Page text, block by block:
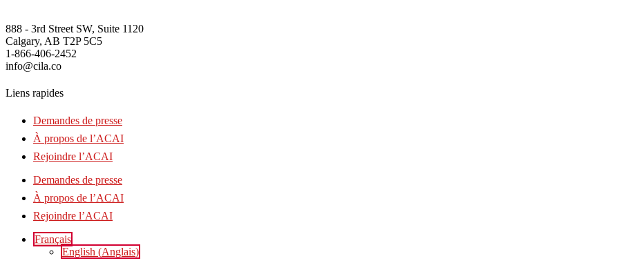
888 - 3rd Street SW, Suite 1120
Calgary, AB T2P 5C5
1-866-406-2452
info@cila.co
Liens rapides
Demandes de presse
À propos de l’ACAI
Rejoindre l’ACAI
Demandes de presse
À propos de l’ACAI
Rejoindre l’ACAI
Français
English (Anglais)